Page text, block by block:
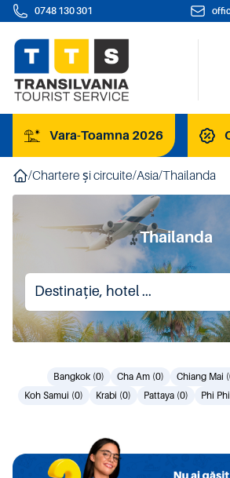
0748 130 301
Vara-Toamna 2026
/Chartere și circuite/Asia/Thailanda
Thailanda
Bangkok (0) Cha Am (0) Chiang Mai
Koh Samui (0)
Krabi (0) Pattaya (0) Phi